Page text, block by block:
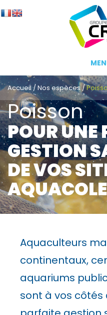
Accueil/Nos espèces/
Poisson
POUR UNE
GESTION
DE VOS
Aquaculteurs
continentaux,
aquariums
sont à vos côtés